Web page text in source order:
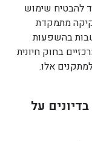
להבטיח שימוש
מתמקדת
בהשפעות
בחוק חיונית
אלו.
על